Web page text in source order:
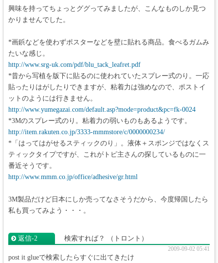
興味を持ってちょっとググってみましたが、こんなものしか見つ
かりませんでした。
*画鋲などを使わずポスターなどを壁に貼れる商品。食べるガムみ
たいな感じ。
http://www.srg-uk.com/pdf/blu_tack_leafret.pdf
*昔から写植を版下に貼るのに使われていたスプレー式のり。一応
貼ったりはがしたりできますが、粘着力は強めなので、ポストイ
ットのようには行きません。
http://www.yumegazai.com/default.asp?mode=product&pc=fk-0024
*3Mのスプレー式のり。粘着力の弱いものもあるようです。
http://item.rakuten.co.jp/3333-mmmstore/c/0000000234/
*「はってはがせるスティックのり」。液体＋スポンジではなくス
ティックタイプですが、これがトピ主さんの探しているものに一
番近そうです。
http://www.mmm.co.jp/office/adhesive/gr.html
3M製品だけど日本にしか売ってなさそうだから、今度帰国したら
私も買ってみよう・・・。
返信‐2 検索すれば？ （トロント）
2009-09-02 05:41
post it glueで検索したらすぐに出てきたけ